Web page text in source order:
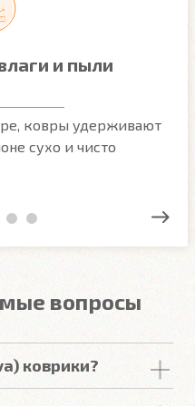
и пыли
ковры удерживают
сухо и чисто
вопросы
коврики?